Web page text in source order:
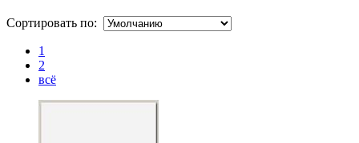
Сортировать по:
1
2
всё